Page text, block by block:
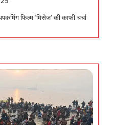
फिल्म ‘मिसेज’ की काफी चर्चा